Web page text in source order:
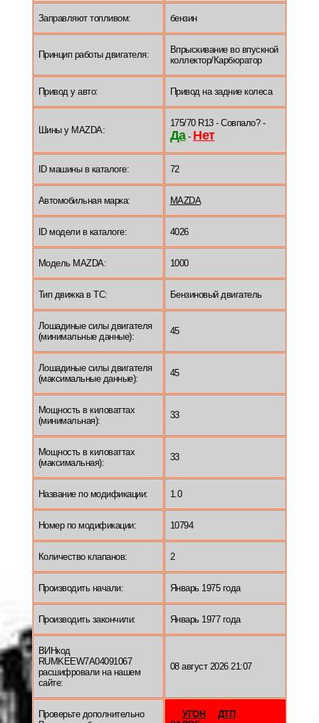
Заправляют топливом: бензин
Принцип работы двигателя:
Впрыскивание во впускной
коллектор/Карбюратор
Привод у авто: Привод на задние колеса
Шины у MAZDA:
175/70 R13 - Совпало? -
Да- Нет
ID машины в каталоге: 72
Автомобильная марка: MAZDA
ID модели в каталоге: 4026
Модель MAZDA: 1000
Тип движка в ТС: Бензиновый двигатель
Лошадиные силы двигателя
(минимальные данные):
45
Лошадиные силы двигателя
(максимальные данные):
45
Мощность в киловаттах
(минимальная):
33
Мощность в киловаттах
(максимальная):
33
Название по модификации: 1.0
Номер по модификации: 10794
Количество клапанов: 2
Производить начали: Январь 1975 года
Производить закончили: Январь 1977 года
ВИНкод
RUMKEEW7A04091067
расшифровали на нашем
сайте:
08 август 2026 21:07
Проверьте дополнительно
УГОН
ДТП